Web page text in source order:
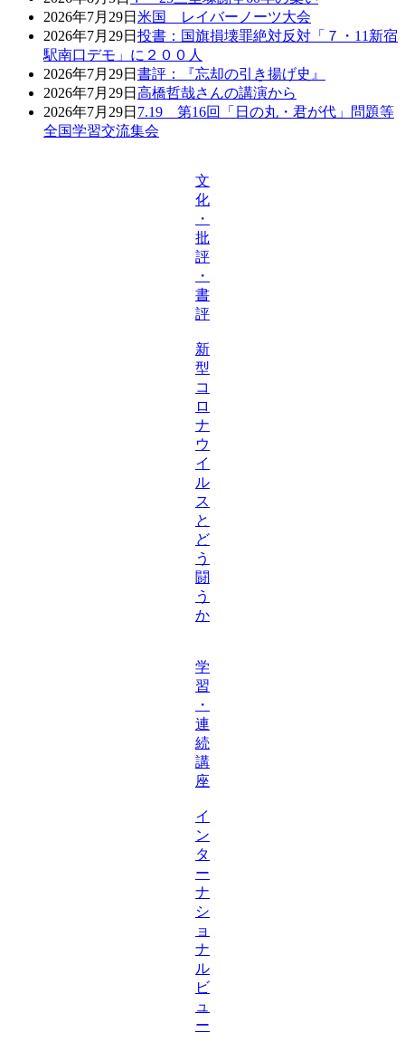
2026年7月29日 米国 レイバーノーツ大会
2026年7月29日 投書：国旗損壊罪絶対反対「７・11新宿
駅南口デモ」に２００人
2026年7月29日 書評：『忘却の引き揚げ史』
2026年7月29日 高橋哲哉さんの講演から
2026年7月29日 7.19 第16回「日の丸・君が代」問題等
全国学習交流集会
文
化
・
批
評
・
書
評
新
型
コ
ロ
ナ
ウ
イ
ル
ス
と
ど
う
闘
う
か
学
習
・
連
続
講
座
イ
ン
タ
ー
ナ
シ
ョ
ナ
ル
ビ
ュ
ー